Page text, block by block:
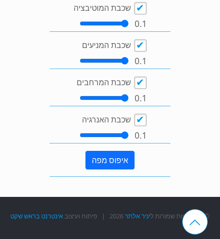
שכבת המוטיבציה
0.1
שכבת המניעים
0.1
שכבת המרחבים
0.1
שכבת האנרגיה
0.1
איפוס מפה
© כל הזכויות שמורות ליניר אלתר2026 | פיתוח ועיצוב אינטרנט בראש שקט